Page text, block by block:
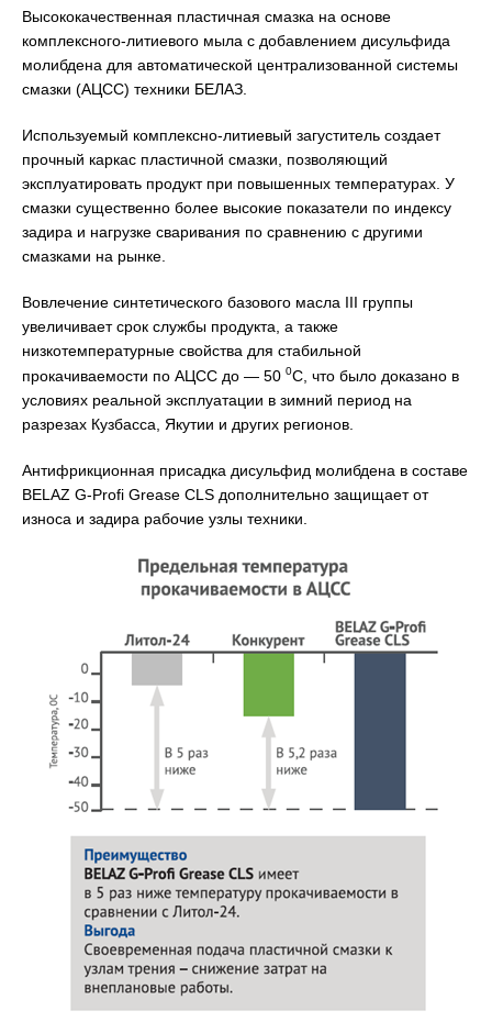
Высококачественная пластичная смазка на основе
комплексного-литиевого мыла с добавлением дисульфида
молибдена для автоматической централизованной системы
смазки (АЦСС) техники БЕЛАЗ.
Используемый комплексно-литиевый загуститель создает
прочный каркас пластичной смазки, позволяющий
эксплуатировать продукт при повышенных температурах. У
смазки существенно более высокие показатели по индексу
задира и нагрузке сваривания по сравнению с другими
смазками на рынке.
Вовлечение синтетического базового масла III группы
увеличивает срок службы продукта, а также
низкотемпературные свойства для стабильной
прокачиваемости по АЦСС до — 50 0С, что было доказано в
условиях реальной эксплуатации в зимний период на
разрезах Кузбасса, Якутии и других регионов.
Антифрикционная присадка дисульфид молибдена в составе
BELAZ G-Profi Grease CLS дополнительно защищает от
износа и задира рабочие узлы техники.